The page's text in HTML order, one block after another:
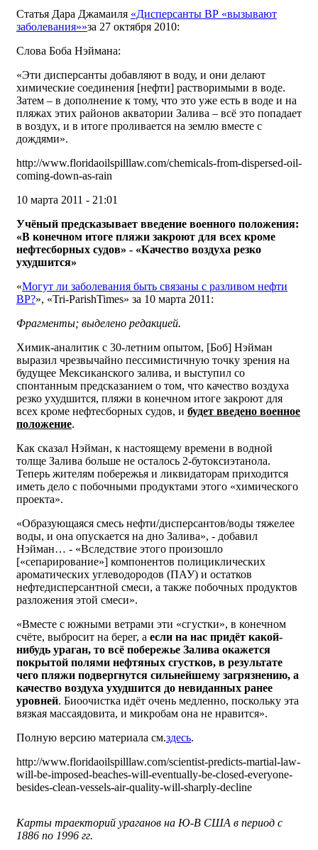
Статья Дара Джамаиля «Дисперсанты ВР «вызывают
заболевания»»за 27 октября 2010:
Слова Боба Нэймана:
«Эти дисперсанты добавляют в воду, и они делают
химические соединения [нефти] растворимыми в воде.
Затем – в дополнение к тому, что это уже есть в воде и на
пляжах этих районов акватории Залива – всё это попадает
в воздух, и в итоге проливается на землю вместе с
дождями».
http://www.floridaoilspilllaw.com/chemicals-from-dispersed-oil-
coming-down-as-rain
10 марта 2011 - 21:01
Учёный предсказывает введение военного положения:
«В конечном итоге пляжи закроют для всех кроме
нефтесборных судов» - «Качество воздуха резко
ухудшится»
«Могут ли заболевания быть связаны с разливом нефти
ВР?», «Tri-ParishTimes» за 10 марта 2011:
Фрагменты; выделено редакцией.
Химик-аналитик с 30-летним опытом, [Боб] Нэйман
выразил чрезвычайно пессимистичную точку зрения на
будущее Мексиканского залива, и выступил со
спонтанным предсказанием о том, что качество воздуха
резко ухудшится, пляжи в конечном итоге закроют для
всех кроме нефтесборных судов, и будет введено военное
положение.
Как сказал Нэйман, к настоящему времени в водной
толще Залива больше не осталось 2-бутоксиэтанола.
Теперь жителям побережья и ликвидаторам приходится
иметь дело с побочными продуктами этого «химического
проекта».
«Образующаяся смесь нефти/дисперсантов/воды тяжелее
воды, и она опускается на дно Залива», - добавил
Нэйман… - «Вследствие этого произошло
[«сепарирование»] компонентов полициклических
ароматических углеводородов (ПАУ) и остатков
нефтедисперсантной смеси, а также побочных продуктов
разложения этой смеси».
«Вместе с южными ветрами эти «сгустки», в конечном
счёте, выбросит на берег, а если на нас придёт какой-
нибудь ураган, то всё побережье Залива окажется
покрытой полями нефтяных сгустков, в результате
чего пляжи подвергнутся сильнейшему загрязнению, а
качество воздуха ухудшится до невиданных ранее
уровней. Биоочистка идёт очень медленно, поскольку эта
вязкая массаядовита, и микробам она не нравится».
Полную версию материала см.здесь.
http://www.floridaoilspilllaw.com/scientist-predicts-martial-law-
will-be-imposed-beaches-will-eventually-be-closed-everyone-
besides-clean-vessels-air-quality-will-sharply-decline
Карты траекторий ураганов на Ю-В США в период с
1886 по 1996 гг.